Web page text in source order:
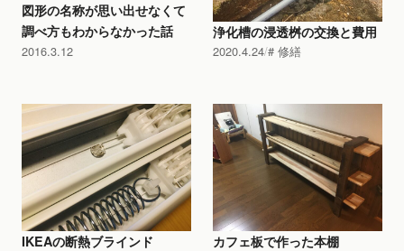
図形の名称が思い出せなくて
調べ方もわからなかった話
2016.3.12
浄化槽の浸透桝の交換と費用
2020.4.24 修繕
IKEAの断熱ブラインド
カフェ板で作った本棚